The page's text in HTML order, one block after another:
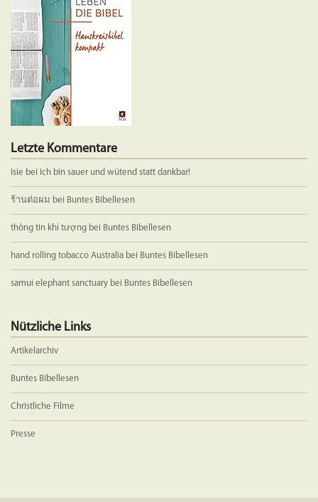
Letzte Kommentare
Isie bei Ich bin sauer und wütend statt dankbar!
ร้านต่อผม bei Buntes Bibellesen
thông tin khí tượng bei Buntes Bibellesen
hand rolling tobacco Australia bei Buntes Bibellesen
samui elephant sanctuary bei Buntes Bibellesen
Nützliche Links
Artikelarchiv
Buntes Bibellesen
Christliche Filme
Presse